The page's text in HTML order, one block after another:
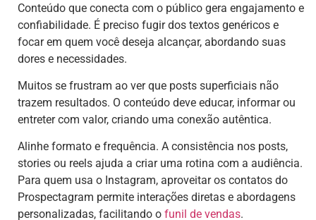
Conteúdo que conecta com o público gera engajamento e
confiabilidade. É preciso fugir dos textos genéricos e
focar em quem você deseja alcançar, abordando suas
dores e necessidades.
Muitos se frustram ao ver que posts superficiais não
trazem resultados. O conteúdo deve educar, informar ou
entreter com valor, criando uma conexão autêntica.
Alinhe formato e frequência. A consistência nos posts,
stories ou reels ajuda a criar uma rotina com a audiência.
Para quem usa o Instagram, aproveitar os contatos do
Prospectagram permite interações diretas e abordagens
personalizadas, facilitando o funil de vendas.